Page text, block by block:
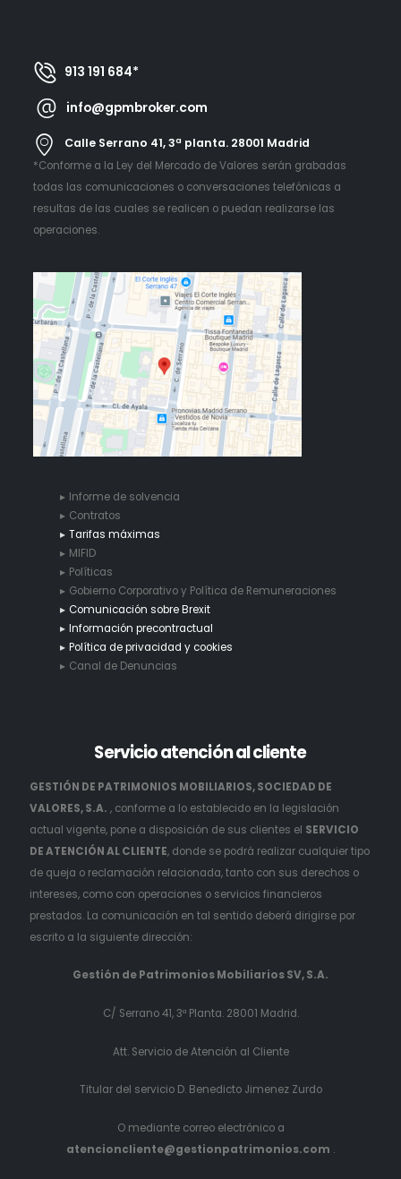
913 191 684*
info@gpmbroker.com
Calle Serrano 41, 3ª planta. 28001 Madrid
*Conforme a la Ley del Mercado de Valores serán grabadas
todas las comunicaciones o conversaciones telefónicas a
resultas de las cuales se realicen o puedan realizarse las
operaciones.
Informe de solvencia
Contratos
Tarifas máximas
MIFID
Políticas
Gobierno Corporativo y Política de Remuneraciones
Comunicación sobre Brexit
Información precontractual
Política de privacidad y cookies
Canal de Denuncias
Servicioatención al cliente
GESTIÓN DE PATRIMONIOS MOBILIARIOS, SOCIEDAD DE
VALORES, S.A. , conforme a lo establecido en la legislación
actual vigente, pone a disposición de sus clientes el SERVICIO
DE ATENCIÓN AL CLIENTE, donde se podrá realizar cualquier tipo
de queja o reclamación relacionada, tanto con sus derechos o
intereses, como con operaciones o servicios financieros
prestados. La comunicación en tal sentido deberá dirigirse por
escrito a la siguiente dirección:
Gestión de Patrimonios Mobiliarios SV, S.A.
C/ Serrano 41, 3ª Planta. 28001 Madrid.
Att. Servicio de Atención al Cliente
Titular del servicio D. Benedicto Jimenez Zurdo
O mediante correo electrónico a
atencioncliente@gestionpatrimonios.com .